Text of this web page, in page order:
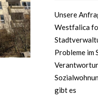
Unsere Anfrage zur Georg-Rost-Straße in Porta
Westfalica
Probleme im
gibt es